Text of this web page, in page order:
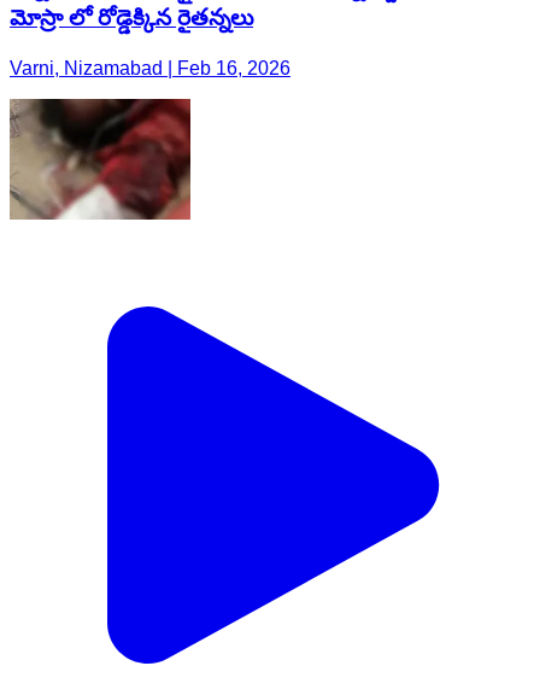
మోస్రా లో రోడ్డెక్కిన రైతన్నలు
Varni, Nizamabad | Feb 16, 2026